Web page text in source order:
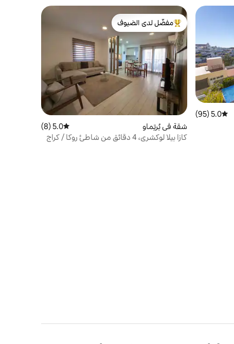
متوسط التقييم 5.0 من 5، 95 مراجعات
5.0 (95)
من أبرز البيوت المفضّلة لدى الضيوف
مفضّل لدى الضيوف
شقة في بُرتِماو متوسط التقييم 5.0 من 5، 8 مراجعات
5.0 (8)
كازا بيلا لوكشري، 4 دقائق من شاطئ روكا / كراج